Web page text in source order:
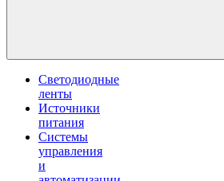
Светодиодные
ленты
Источники
питания
Системы
управления
и